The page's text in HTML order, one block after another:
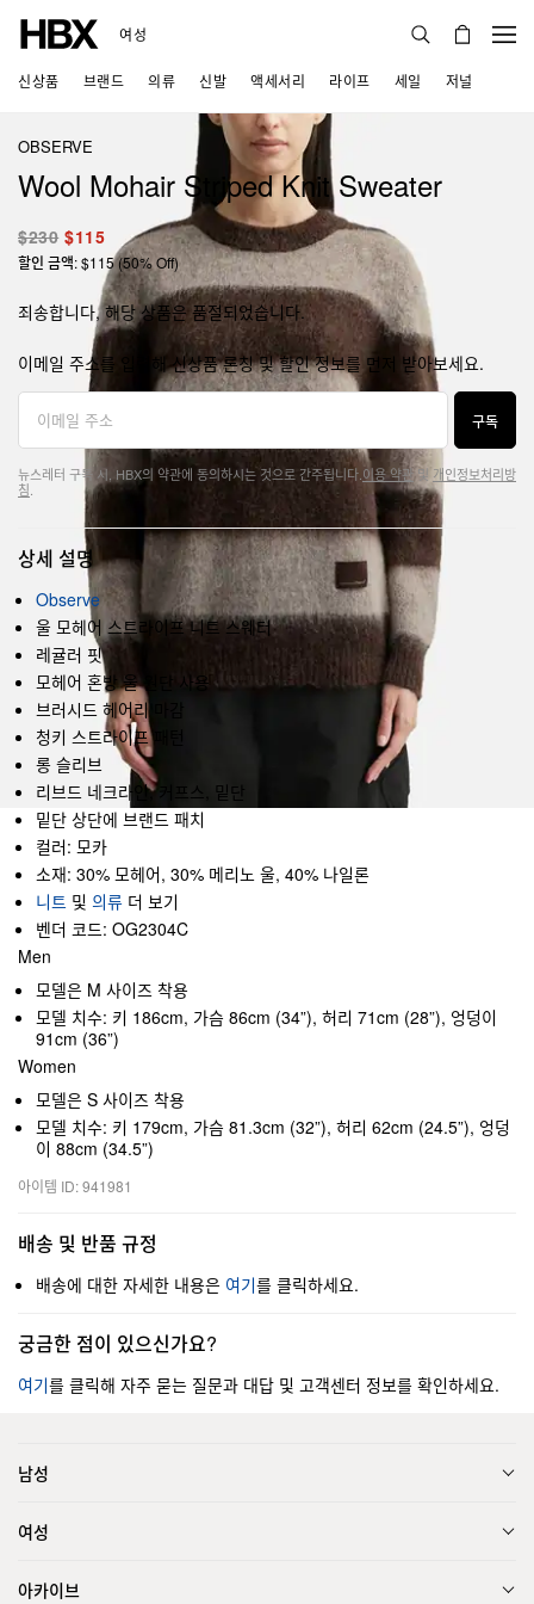
여성
신상품 브랜드 의류 신발 액세서리 라이프 세일 저널
OBSERVE
Wool Mohair Striped Knit Sweater
$230 $115
할인 금액: $115 (50% Off)
죄송합니다, 해당 상품은 품절되었습니다.
이메일 주소를 입력해 신상품 론칭 및 할인 정보를 먼저 받아보세요.
구독
뉴스레터 구독 시, HBX의 약관에 동의하시는 것으로 간주됩니다. 이용 약관및 개인정보처리방
침
상세 설명
Observe
울 모헤어 스트라이프 니트 스웨터
레귤러 핏
모헤어 혼방 울 원단 사용
브러시드 헤어리 마감
청키 스트라이프 패턴
롱 슬리브
리브드 네크라인, 커프스, 밑단
밑단 상단에 브랜드 패치
컬러: 모카
소재: 30% 모헤어, 30% 메리노 울, 40% 나일론
니트 및 의류 더 보기
벤더 코드: OG2304C
Men
모델은 M 사이즈 착용
모델 치수: 키 186cm, 가슴 86cm (34”), 허리 71cm (28”), 엉덩이
91cm (36”)
Women
모델은 S 사이즈 착용
모델 치수: 키 179cm, 가슴 81.3cm (32”), 허리 62cm (24.5”), 엉덩
이 88cm (34.5”)
아이템 ID: 941981
배송 및 반품 규정
배송에 대한 자세한 내용은 여기를 클릭하세요.
궁금한 점이 있으신가요?
여기를 클릭해 자주 묻는 질문과 대답 및 고객센터 정보를 확인하세요.
남성
여성
아카이브